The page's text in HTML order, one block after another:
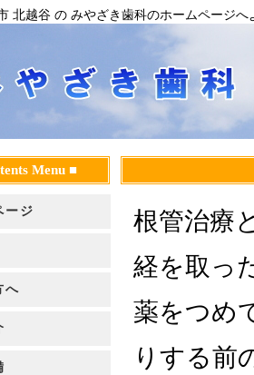
北越谷 の みやざき歯科のホームページへ
Menu ■
ージ
へ
根管治療
経を取っ
薬をつめ
りする前